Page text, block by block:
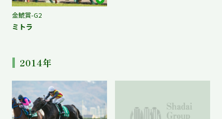
金鯱賞-G2
ミトラ
2014年